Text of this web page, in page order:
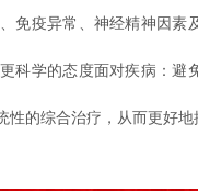
免疫异常、神经精神因素
科学的态度面对疾病：避
的综合治疗，从而更好地